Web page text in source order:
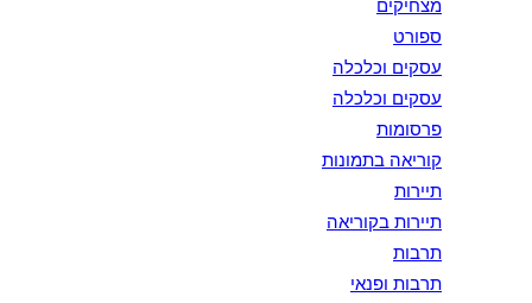
מצחיקים
ספורט
עסקים וכלכלה
עסקים וכלכלה
פרסומות
קוריאה בתמונות
תיירות
תיירות בקוריאה
תרבות
תרבות ופנאי